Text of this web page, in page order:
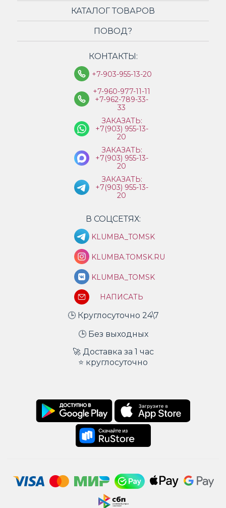
КАТАЛОГ ТОВАРОВ
ПОВОД?
КОНТАКТЫ:
+7-903-955-13-20
+7-960-977-11-11
+7-962-789-33-
33
ЗАКАЗАТЬ:
+7(903) 955-13-
20
ЗАКАЗАТЬ:
+7(903) 955-13-
20
ЗАКАЗАТЬ:
+7(903) 955-13-
20
В СОЦСЕТЯХ:
KLUMBA_TOMSK
KLUMBA.TOMSK.RU
KLUMBA_TOMSK
НАПИСАТЬ
🕒 Круглосуточно 24\7
🕒 Без выходных
🚀 Доставка за 1 час
⭐ круглосуточно